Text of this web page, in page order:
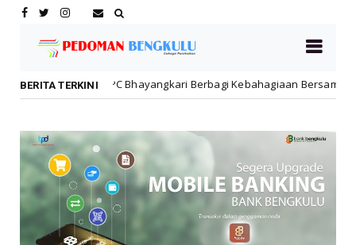
BERITA TERKINIBerbagi Kebahagiaan Bersama Anak Panti Asuhan